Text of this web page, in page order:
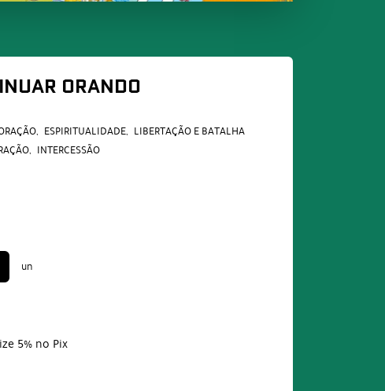
ORANDO
ESPIRITUALIDADE LIBERTAÇÃO E BATALHA
INTERCESSÃO
un
5% no Pix